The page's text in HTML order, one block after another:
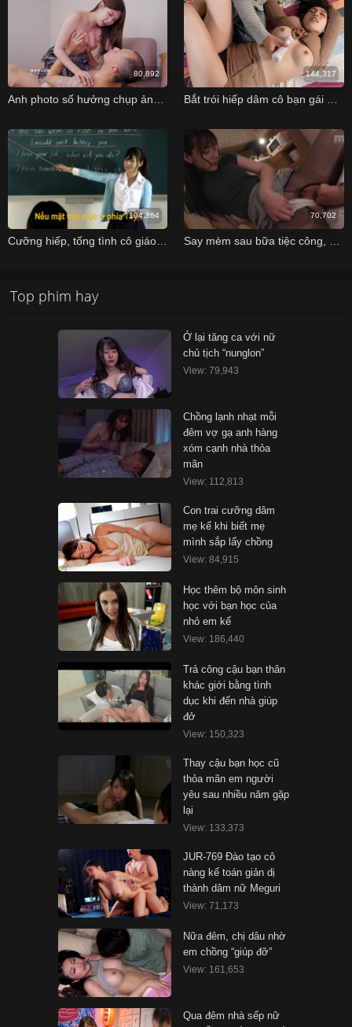
80,892 144,317
104,364 70,702
Top phim hay
Ở lại tăng ca với nữ
chủ tịch “nunglon”
View: 79,943
Chồng lạnh nhạt mỗi
đêm vợ gạ anh hàng
xóm cạnh nhà thỏa
mãn
View: 112,813
Con trai cưỡng dâm
mẹ kế khi biết mẹ
mình sắp lấy chồng
View: 84,915
Học thêm bộ môn sinh
học với bạn học của
nhỏ em kế
View: 186,440
Trả công cậu bạn thân
khác giới bằng tình
dục khi đến nhà giúp
đở
View: 150,323
Thay cậu bạn học cũ
thỏa mãn em người
yêu sau nhiều năm gặp
lại
View: 133,373
JUR-769 Đào tạo cô
nàng kế toán giản dị
thành dâm nữ Meguri
View: 71,173
Nữa đêm, chị dâu nhờ
em chồng “giúp đỡ”
View: 161,653
Qua đêm nhà sếp nữ